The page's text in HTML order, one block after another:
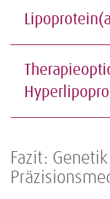
Fazit: